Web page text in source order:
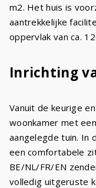
m2. Het huis is
aantrekkelijke
oppervlak van ca.
Inrichting
Vanuit de keurige
woonkamer met
aangelegde tuin. In
een comfortabele
BE/NL/FR/EN
volledig uitgeruste